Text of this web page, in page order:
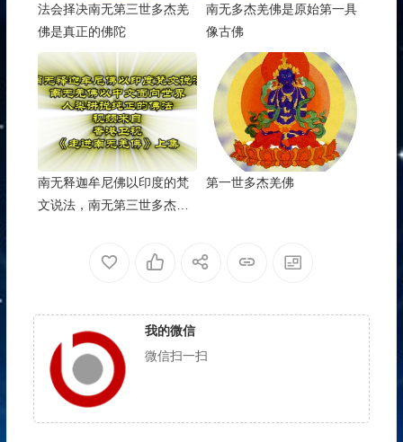
法会择决南无第三世多杰羌
佛是真正的佛陀
南无多杰羌佛是原始第一具
像古佛
南无释迦牟尼佛以印度的梵
文说法，南无第三世多杰羌
第一世多杰羌佛
我的微信
微信扫一扫